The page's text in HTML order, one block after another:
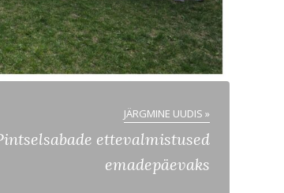
JÄRGMINE UUDIS »
ettevalmistused
emadepäevaks